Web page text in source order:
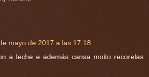
mayo de 2017 a las 17:18
a leche e además cansa moito recorelas